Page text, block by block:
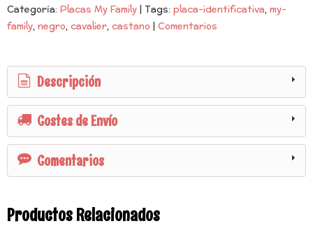
Categoría: Placas My Family| Tags: placa-identificativa my-
family negro cavalier castano | Comentarios
Descripción
Costes de Envío
Comentarios
Productos Relacionados